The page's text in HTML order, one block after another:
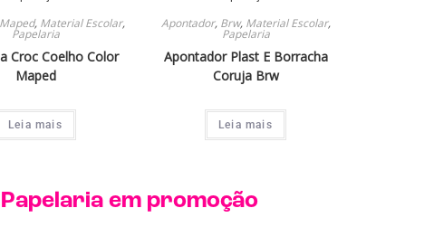
Maped, Material Escolar,
Papelaria
Croc Coelho Color
Maped
Leia mais
Apontador, Brw, Material Escolar,
Papelaria
Apontador Plast E Borracha
Coruja Brw
Leia mais
Papelaria em promoção